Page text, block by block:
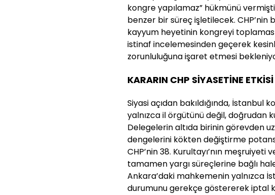
kongre yapılamaz” hükmünü
benzer bir süreç işletilecek. CHP’nin
kayyum heyetinin kongreyi
istinaf incelemesinden geçerek
zorunluluğuna işaret etmesi
KARARIN CHP SİYASETİNE ETKİSİ
Siyasi açıdan bakıldığında, İstanbul
yalnızca il örgütünü değil, doğrudan
Delegelerin altıda birinin görevden
dengelerini kökten değiştirme
CHP’nin 38. Kurultayı’nın meşruiyeti
tamamen yargı süreçlerine bağlı
Ankara’daki mahkemenin yalnızca
durumunu gerekçe göstererek iptal